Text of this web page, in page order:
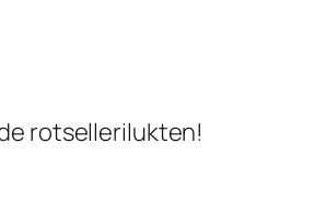
rotsellerilukten!